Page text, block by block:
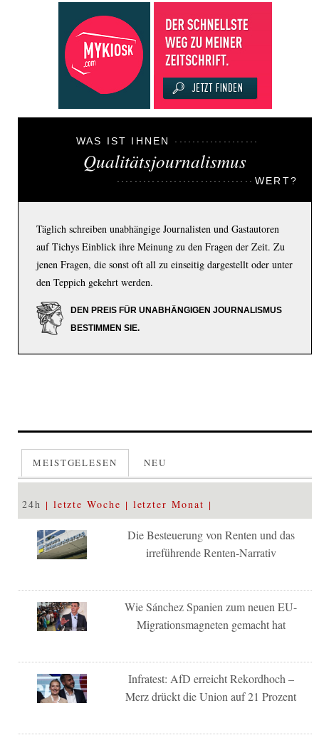
WAS IST IHNEN
Qualitätsjournalismus
WERT?
Täglich schreiben unabhängige Journalisten und Gastautoren
auf Tichys Einblick ihre Meinung zu den Fragen der Zeit. Zu
jenen Fragen, die sonst oft all zu einseitig dargestellt oder unter
den Teppich gekehrt werden.
DEN PREIS FÜR UNABHÄNGIGEN JOURNALISMUS
BESTIMMEN SIE.
MEISTGELESEN NEU
24h letzte Woche letzter Monat
Die Besteuerung von Renten und das
irreführende Renten-Narrativ
Wie Sánchez Spanien zum neuen EU-
Migrationsmagneten gemacht hat
Infratest: AfD erreicht Rekordhoch –
Merz drückt die Union auf 21 Prozent